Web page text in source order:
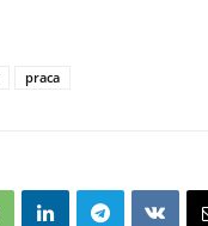
praca